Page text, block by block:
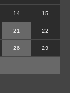
14 15
21 22
28 29